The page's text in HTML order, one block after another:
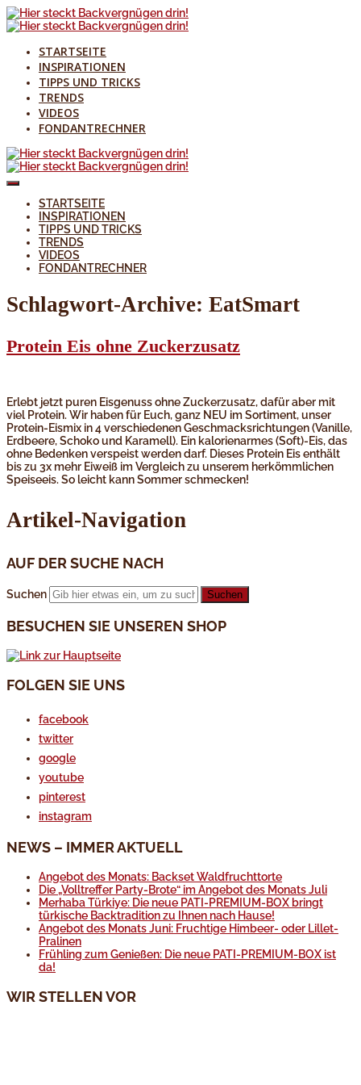
STARTSEITE
INSPIRATIONEN
TIPPS UND TRICKS
TRENDS
VIDEOS
FONDANTRECHNER
STARTSEITE
INSPIRATIONEN
TIPPS UND TRICKS
TRENDS
VIDEOS
FONDANTRECHNER
Schlagwort-Archive: EatSmart
Protein Eis ohne Zuckerzusatz
Erlebt jetzt puren Eisgenuss ohne Zuckerzusatz, dafür aber mit
viel Protein. Wir haben für Euch, ganz NEU im Sortiment, unser
Protein-Eismix in 4 verschiedenen Geschmacksrichtungen (Vanille,
Erdbeere, Schoko und Karamell). Ein kalorienarmes (Soft)-Eis, das
ohne Bedenken verspeist werden darf. Dieses Protein Eis enthält
bis zu 3x mehr Eiweiß im Vergleich zu unserem herkömmlichen
Speiseeis. So leicht kann Sommer schmecken!
Artikel-Navigation
AUF DER SUCHE NACH
Suchen
BESUCHEN SIE UNSEREN SHOP
FOLGEN SIE UNS
facebook
twitter
google
youtube
pinterest
instagram
NEWS – IMMER AKTUELL
Angebot des Monats: Backset Waldfruchttorte
Die „Volltreffer Party-Brote“ im Angebot des Monats Juli
Merhaba Türkiye: Die neue PATI-PREMIUM-BOX bringt
türkische Backtradition zu Ihnen nach Hause!
Angebot des Monats Juni: Fruchtige Himbeer- oder Lillet-
Pralinen
Frühling zum Genießen: Die neue PATI-PREMIUM-BOX ist
da!
WIR STELLEN VOR